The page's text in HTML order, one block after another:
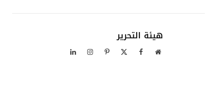
هيئة التحرير
موقع فيسبوك بينتيريستالانستغراملينكدإن